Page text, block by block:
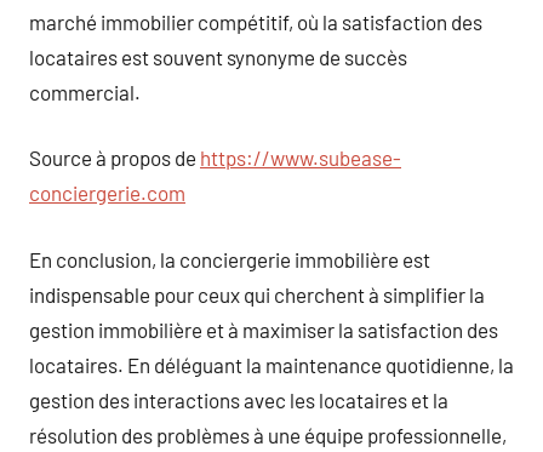
marché immobilier compétitif, où la satisfaction des
locataires est souvent synonyme de succès
commercial.
Source à propos de https://www.subease-
conciergerie.com
En conclusion, la conciergerie immobilière est
indispensable pour ceux qui cherchent à simplifier la
gestion immobilière et à maximiser la satisfaction des
locataires. En déléguant la maintenance quotidienne, la
gestion des interactions avec les locataires et la
résolution des problèmes à une équipe professionnelle,